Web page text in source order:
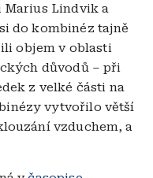
Marius Lindvik a
do kombinéz tajně
objem v oblasti
důvodů – při
z velké části na
vytvořilo větší
vzduchem, a